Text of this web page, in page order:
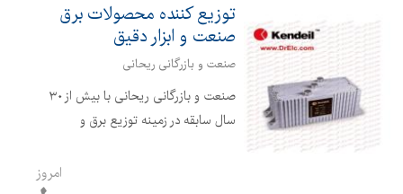
توزیع کننده محصولات برق
صنعت و ابزار دقیق
صنعت و بازرگانی ریحانی
صنعت و بازرگانی ریحانی با بیش از ۳۰
سال سابقه در زمینه توزیع برق و
کشور بخوبی بدرخشد. این فروشگاه با بهره
امروز